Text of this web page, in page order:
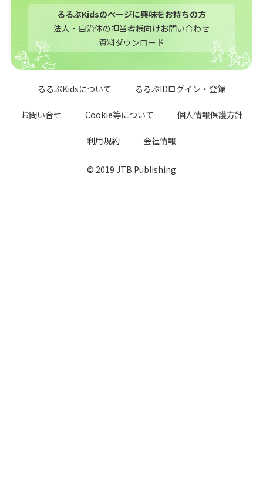
るるぶKidsのページに興味をお持ちの方
法人・自治体の担当者様向けお問い合わせ
資料ダウンロード
るるぶKidsについて るるぶIDログイン・登録
お問い合せ Cookie等について 個人情報保護方針
利用規約 会社情報
© 2019 JTB Publishing